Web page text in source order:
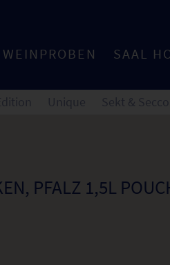
WEINPROBEN SAAL
Unique Sekt & Secco
PFALZ 1,5L